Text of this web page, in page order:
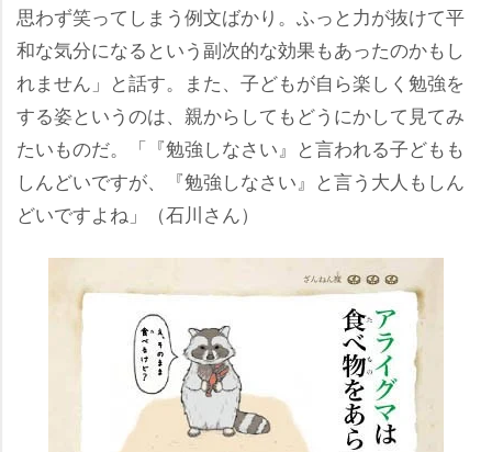
思わず笑ってしまう例文ばかり。ふっと力が抜けて平
和な気分になるという副次的な効果もあったのかもし
れません」と話す。また、子どもが自ら楽しく勉強を
する姿というのは、親からしてもどうにかして見てみ
たいものだ。「『勉強しなさい』と言われる子どもも
しんどいですが、『勉強しなさい』と言う大人もしん
どいですよね」（石川さん）